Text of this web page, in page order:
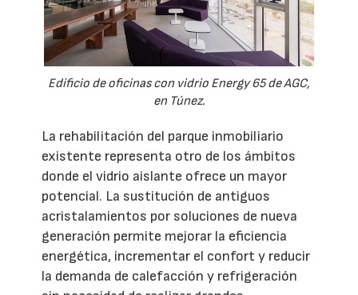
Edificio de oficinas con vidrio Energy 65 de AGC,
en Túnez.
La rehabilitación del parque inmobiliario
existente representa otro de los ámbitos
donde el vidrio aislante ofrece un mayor
potencial. La sustitución de antiguos
acristalamientos por soluciones de nueva
generación permite mejorar la eficiencia
energética, incrementar el confort y reducir
la demanda de calefacción y refrigeración